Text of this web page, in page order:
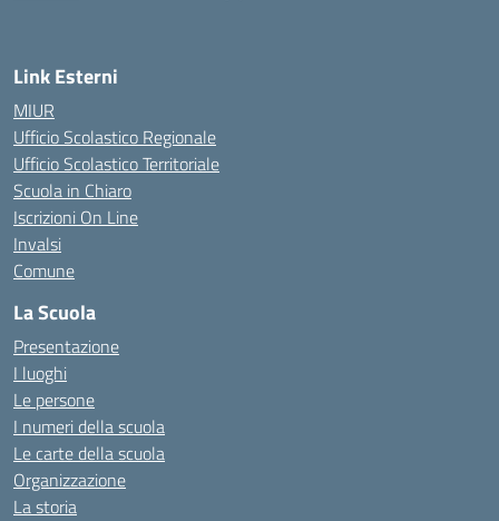
Link Esterni
MIUR
Ufficio Scolastico Regionale
Ufficio Scolastico Territoriale
Scuola in Chiaro
Iscrizioni On Line
Invalsi
Comune
La Scuola
Presentazione
I luoghi
Le persone
I numeri della scuola
Le carte della scuola
Organizzazione
La storia